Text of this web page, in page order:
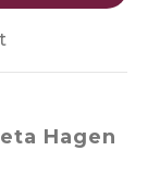
Hagen